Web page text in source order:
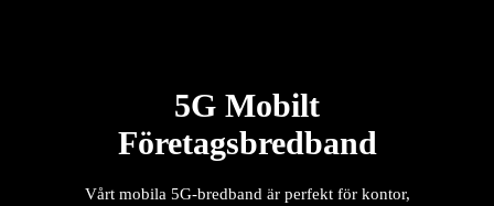
5G Mobilt
Företagsbredband
Vårt mobila 5G-bredband är perfekt för kontor,